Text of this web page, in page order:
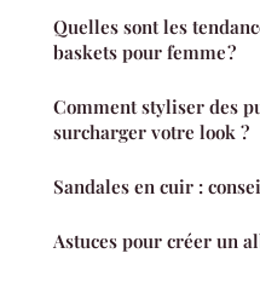
Quelles sont les
baskets pour femme ?
Comment styliser des
surcharger votre look ?
Sandales en cuir :
Astuces pour créer un